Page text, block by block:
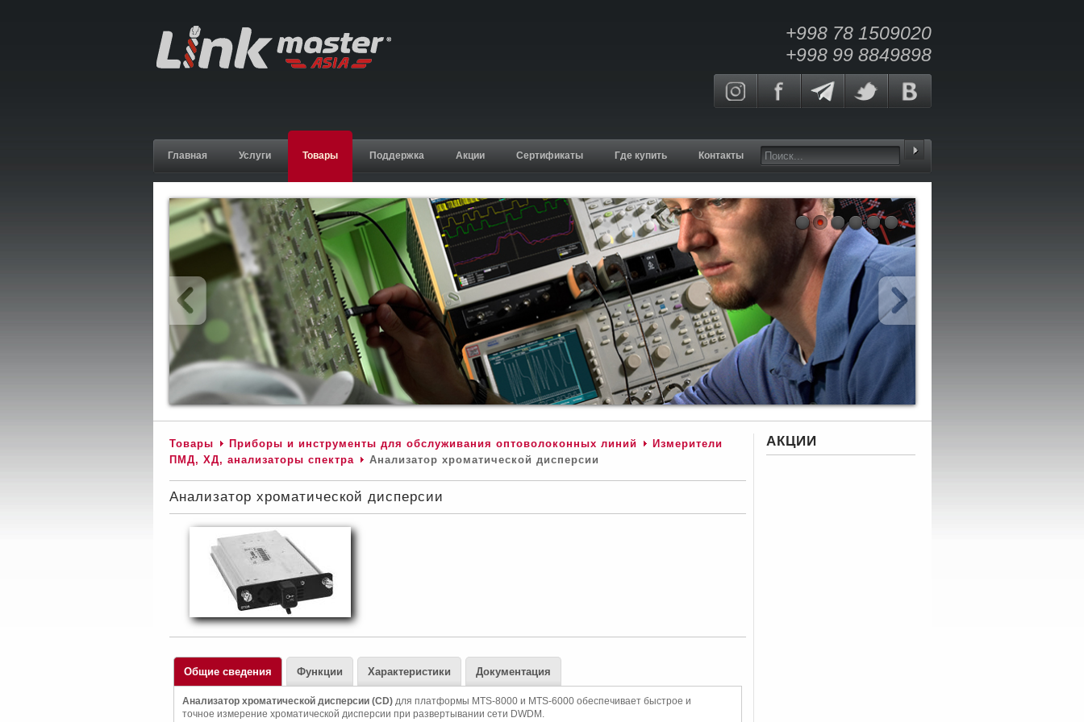
+998 78 1509020
+998 99 8849898
Главная Услуги Товары Поддержка Акции Сертификаты Где купить Контакты
Товары Приборы и инструменты для обслуживания оптоволоконных линий
Измерители
ПМД, ХД, анализаторы спектра
Анализатор хроматической дисперсии
Анализатор хроматической дисперсии
Общие сведения
Анализатор хроматической дисперсии (CD)для платформы MTS-8000 и MTS-6000 обеспечивает быстрое и
точное измерение хроматической дисперсии при развертывании сети DWDM.
Функции Характеристики Документация
АКЦИИ